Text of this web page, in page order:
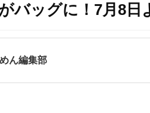
バッグに！7月8日
ん編集部